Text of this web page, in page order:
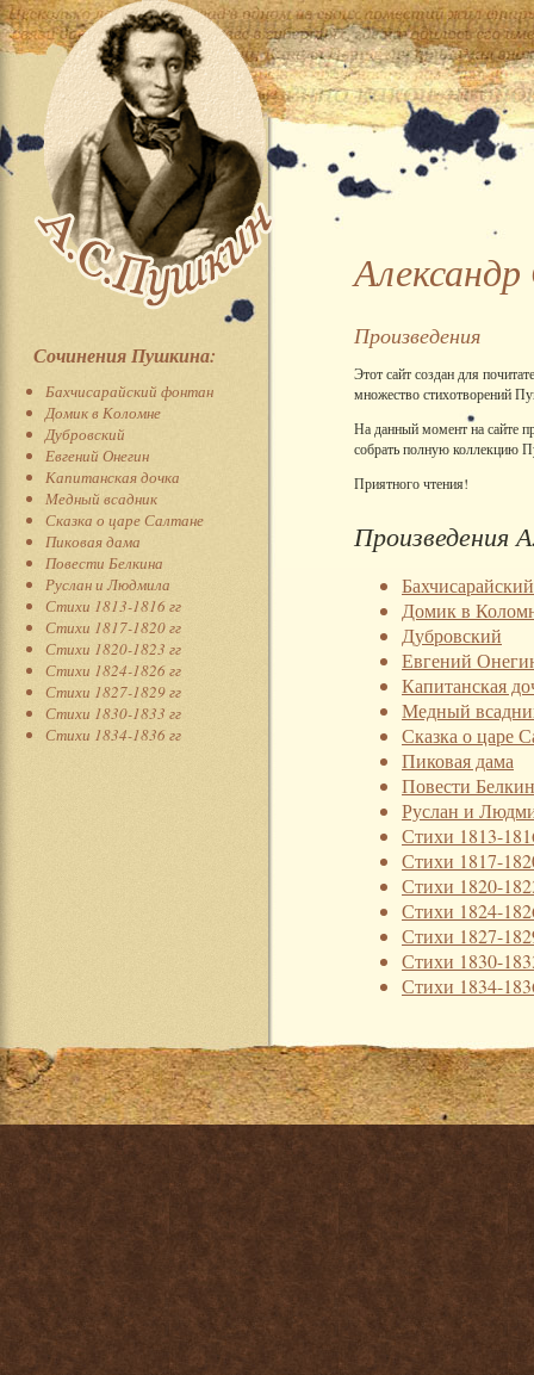
Сочинения Пушкина:
Бахчисарайский фонтан
Домик в Коломне
Дубровский
Евгений Онегин
Капитанская дочка
Медный всадник
Сказка о царе Салтане
Пиковая дама
Повести Белкина
Руслан и Людмила
Стихи 1813-1816 гг
Стихи 1817-1820 гг
Стихи 1820-1823 гг
Стихи 1824-1826 гг
Стихи 1827-1829 гг
Стихи 1830-1833 гг
Стихи 1834-1836 гг
Произведения
Этот сайт создан для
множество стихотворений
На данный момент на сайте
собрать полную коллекцию
Приятного чтения!
Произведения
Домик в
Дубровский
Евгений
Капитанская
Медный
Сказка о царе
Пиковая дама
Повести
Руслан и
Стихи 1813-
Стихи 1817-
Стихи 1820-
Стихи 1824-
Стихи 1827-
Стихи 1830-
Стихи 1834-